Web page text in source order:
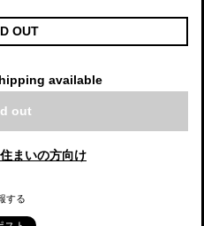
OUT
available
out
まいの方向け
する